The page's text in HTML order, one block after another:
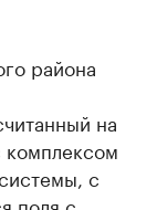
района
на
комплексом
с